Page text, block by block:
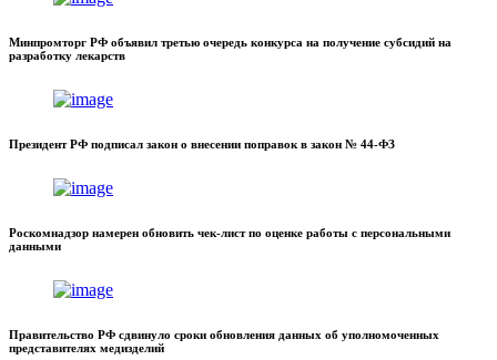
Минпромторг РФ объявил третью очередь конкурса на получение субсидий на
разработку лекарств
Президент РФ подписал закон о внесении поправок в закон № 44-ФЗ
Роскомнадзор намерен обновить чек-лист по оценке работы с персональными
данными
Правительство РФ сдвинуло сроки обновления данных об уполномоченных
представителях медизделий